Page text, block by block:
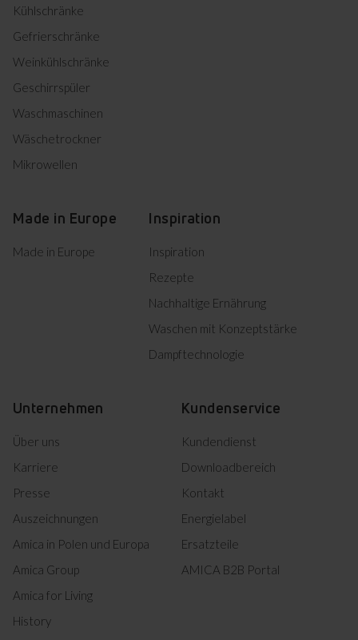
Kühlschränke
Gefrierschränke
Weinkühlschränke
Geschirrspüler
Waschmaschinen
Wäschetrockner
Mikrowellen
Made in Europe
Made in Europe
Inspiration
Inspiration
Rezepte
Nachhaltige Ernährung
Waschen mit Konzeptstärke
Dampftechnologie
Unternehmen
Über uns
Karriere
Presse
Auszeichnungen
Amica in Polen und Europa
Amica Group
Amica for Living
History
Kundenservice
Kundendienst
Downloadbereich
Kontakt
Energielabel
Ersatzteile
AMICA B2B Portal